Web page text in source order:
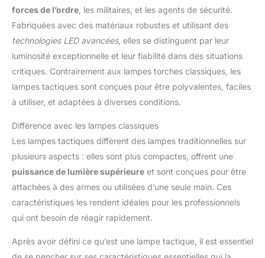
forces de l’ordre , les militaires, et les agents de sécurité.
Fabriquées avec des matériaux robustes et utilisant des
technologies LED avancées, elles se distinguent par leur
luminosité exceptionnelle et leur fiabilité dans des situations
critiques. Contrairement aux lampes torches classiques, les
lampes tactiques sont conçues pour être polyvalentes, faciles
à utiliser, et adaptées à diverses conditions.
Différence avec les lampes classiques
Les lampes tactiques diffèrent des lampes traditionnelles sur
plusieurs aspects : elles sont plus compactes, offrent une
puissance de lumière supérieure et sont conçues pour être
attachées à des armes ou utilisées d’une seule main. Ces
caractéristiques les rendent idéales pour les professionnels
qui ont besoin de réagir rapidement.
Après avoir défini ce qu’est une lampe tactique, il est essentiel